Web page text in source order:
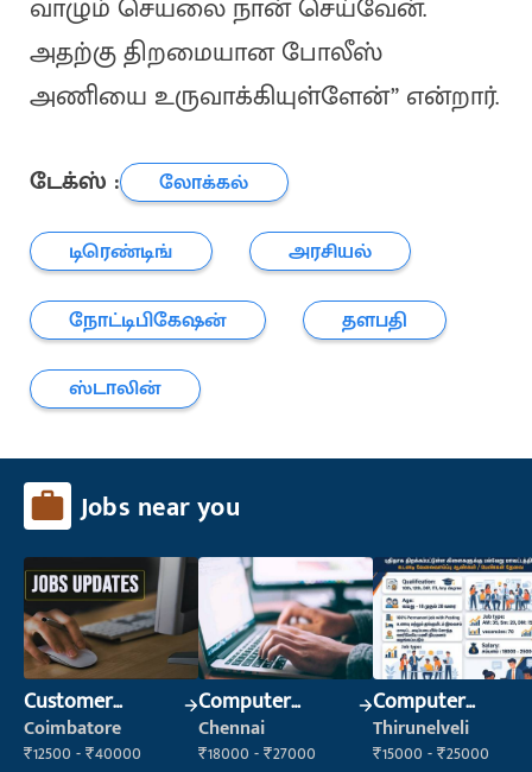
வாழும் செயலை நான் செய்வேன்.
அதற்கு திறமையான போலீஸ்
அணியை உருவாக்கியுள்ளேன்” என்றார்.
டேக்ஸ் :
லோக்கல்
டிரெண்டிங்
அரசியல்
நோட்டிபிகேஷன்
தளபதி
ஸ்டாலின்
Jobs near you
Customer
Support Officer
Coimbatore
₹12500 - ₹40000
Computer
Operator
Chennai
₹18000 - ₹27000
Computer
Operator
Thirunelveli
₹15000 - ₹25000